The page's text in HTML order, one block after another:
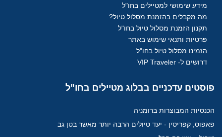
מידע שימושי למטיילים בחו"ל
מה מקבלים בהזמנת מסלול טיול?
תקנון הזמנת מסלול טיול בחו"ל
פרטיות ותנאי שימוש באתר
הזמינו מסלול טיול בחו"ל
דרושים ל- VIP Traveler
פוסטים עדכניים בבלוג מטיילים בחו"ל
הכנסיות המבוצרות ברומניה
פאפוס, קפריסין - יעד טיולים הרבה יותר מאשר בטן גב